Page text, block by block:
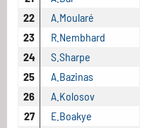
22
A.Moularé
23
R.Nembhard
24
S.Sharpe
25
A.Bazinas
26
A.Kolosov
27
E.Boakye